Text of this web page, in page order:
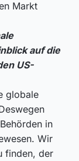
Markt
auf die
US-
globale
in
Wir
finden, der